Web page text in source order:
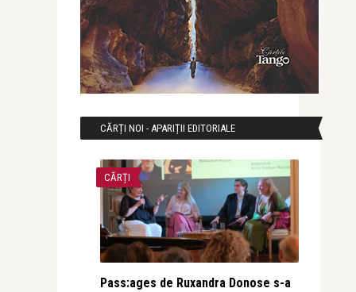
CĂRȚI NOI - APARIȚII EDITORIALE
CĂRȚI
Pass:ages de Ruxandra Donose s-a